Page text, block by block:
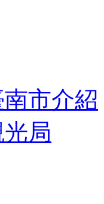
市介紹
局